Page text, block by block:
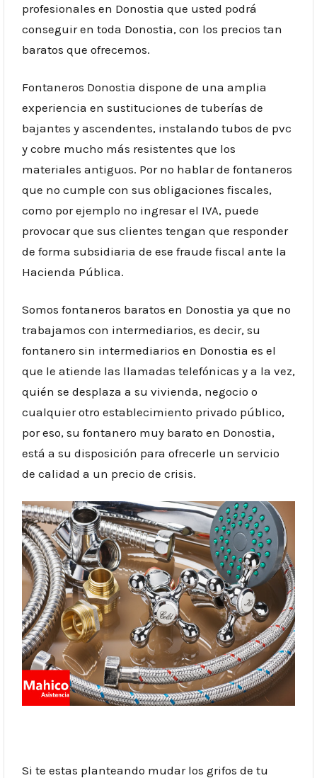
profesionales en Donostia que usted podrá
conseguir en toda Donostia, con los precios tan
baratos que ofrecemos.
Fontaneros Donostia dispone de una amplia
experiencia en sustituciones de tuberías de
bajantes y ascendentes, instalando tubos de pvc
y cobre mucho más resistentes que los
materiales antiguos. Por no hablar de fontaneros
que no cumple con sus obligaciones fiscales,
como por ejemplo no ingresar el IVA, puede
provocar que sus clientes tengan que responder
de forma subsidiaria de ese fraude fiscal ante la
Hacienda Pública.
Somos fontaneros baratos en Donostia ya que no
trabajamos con intermediarios, es decir, su
fontanero sin intermediarios en Donostia es el
que le atiende las llamadas telefónicas y a la vez,
quién se desplaza a su vivienda, negocio o
cualquier otro establecimiento privado público,
por eso, su fontanero muy barato en Donostia,
está a su disposición para ofrecerle un servicio
de calidad a un precio de crisis.
Si te estas planteando mudar los grifos de tu